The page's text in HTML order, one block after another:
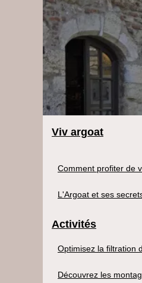
Viv argoat
Comment profiter de
L'Argoat et ses secrets
Activités
Optimisez la filtration
Découvrez les